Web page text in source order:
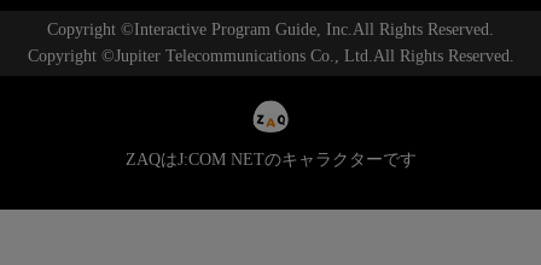
Copyright ©Interactive Program Guide, Inc.All Rights Reserved.
Copyright ©Jupiter Telecommunications Co., Ltd.All Rights Reserved.
ZAQはJ:COM NETのキャラクターです